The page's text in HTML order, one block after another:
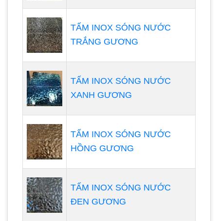
TẤM INOX SÓNG NƯỚC
TRẮNG GƯƠNG
TẤM INOX SÓNG NƯỚC
XANH GƯƠNG
TẤM INOX SÓNG NƯỚC
HỒNG GƯƠNG
TẤM INOX SÓNG NƯỚC
ĐEN GƯƠNG